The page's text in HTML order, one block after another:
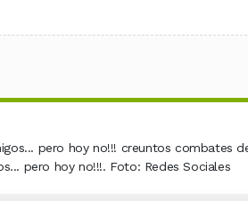
pero hoy no!!!. Foto: Redes Sociales